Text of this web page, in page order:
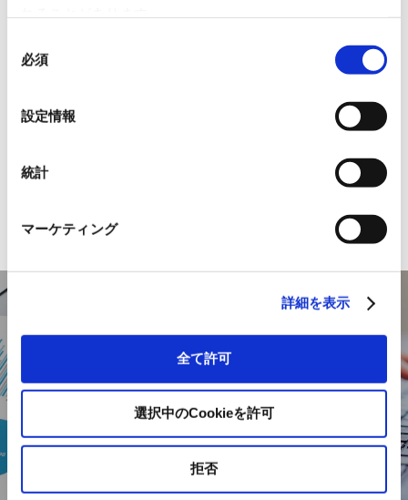
必須
設定情報
統計
マーケティング
詳細を表示
全て許可
選択中のCookieを許可
拒否
メルマガ一覧
ロード
USEFUL
INFORMATION
お役立ち情報